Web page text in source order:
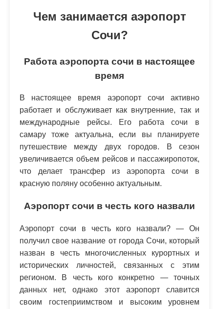
Чем занимается аэропорт
Сочи?
Работа аэропорта сочи в настоящее
время
В настоящее время аэропорт сочи активно
работает и обслуживает как внутренние, так и
международные рейсы. Его работа сочи в
самару тоже актуальна, если вы планируете
путешествие между двух городов. В сезон
увеличивается объем рейсов и пассажиропоток,
что делает трансфер из аэропорта сочи в
красную поляну особенно актуальным.
Аэропорт сочи в честь кого назвали
Аэропорт сочи в честь кого назвали? — Он
получил свое название от города Сочи, который
назван в честь многочисленных курортных и
исторических личностей, связанных с этим
регионом. В честь кого конкретно — точных
данных нет, однако этот аэропорт славится
своим гостеприимством и высоким уровнем